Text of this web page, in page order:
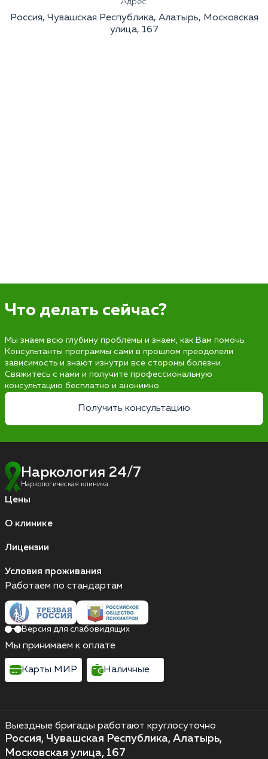
Адрес:
Россия, Чувашская Республика, Алатырь, Московская
улица, 167
Что делать сейчас?
Мы знаем всю глубину проблемы и знаем, как Вам помочь.
Консультанты программы сами в прошлом преодолели
зависимость и знают изнутри все стороны болезни.
Свяжитесь с нами и получите профессиональную
консультацию бесплатно и анонимно.
Получить консультацию
Наркология 24/7
Наркологическая клиника
Цены
О клинике
Лицензии
Условия проживания
Выездные бригады работают круглосуточно
Россия, Чувашская Республика, Алатырь,
Московская улица, 167
Работаем по стандартам
Версия для слабовидящих
Мы принимаем к оплате
Карты МИР Наличные